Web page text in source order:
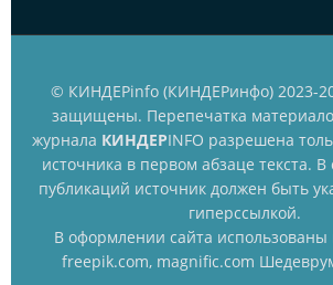
© КИНДЕРinfo (КИНДЕРинфо) 2023-
защищены. Перепечатка
журнала КИНДЕРINFO разрешена
источника в первом абзаце текста.
публикаций источник должен быть
гиперссылкой.
В оформлении сайта
freepik.com, magnific.com